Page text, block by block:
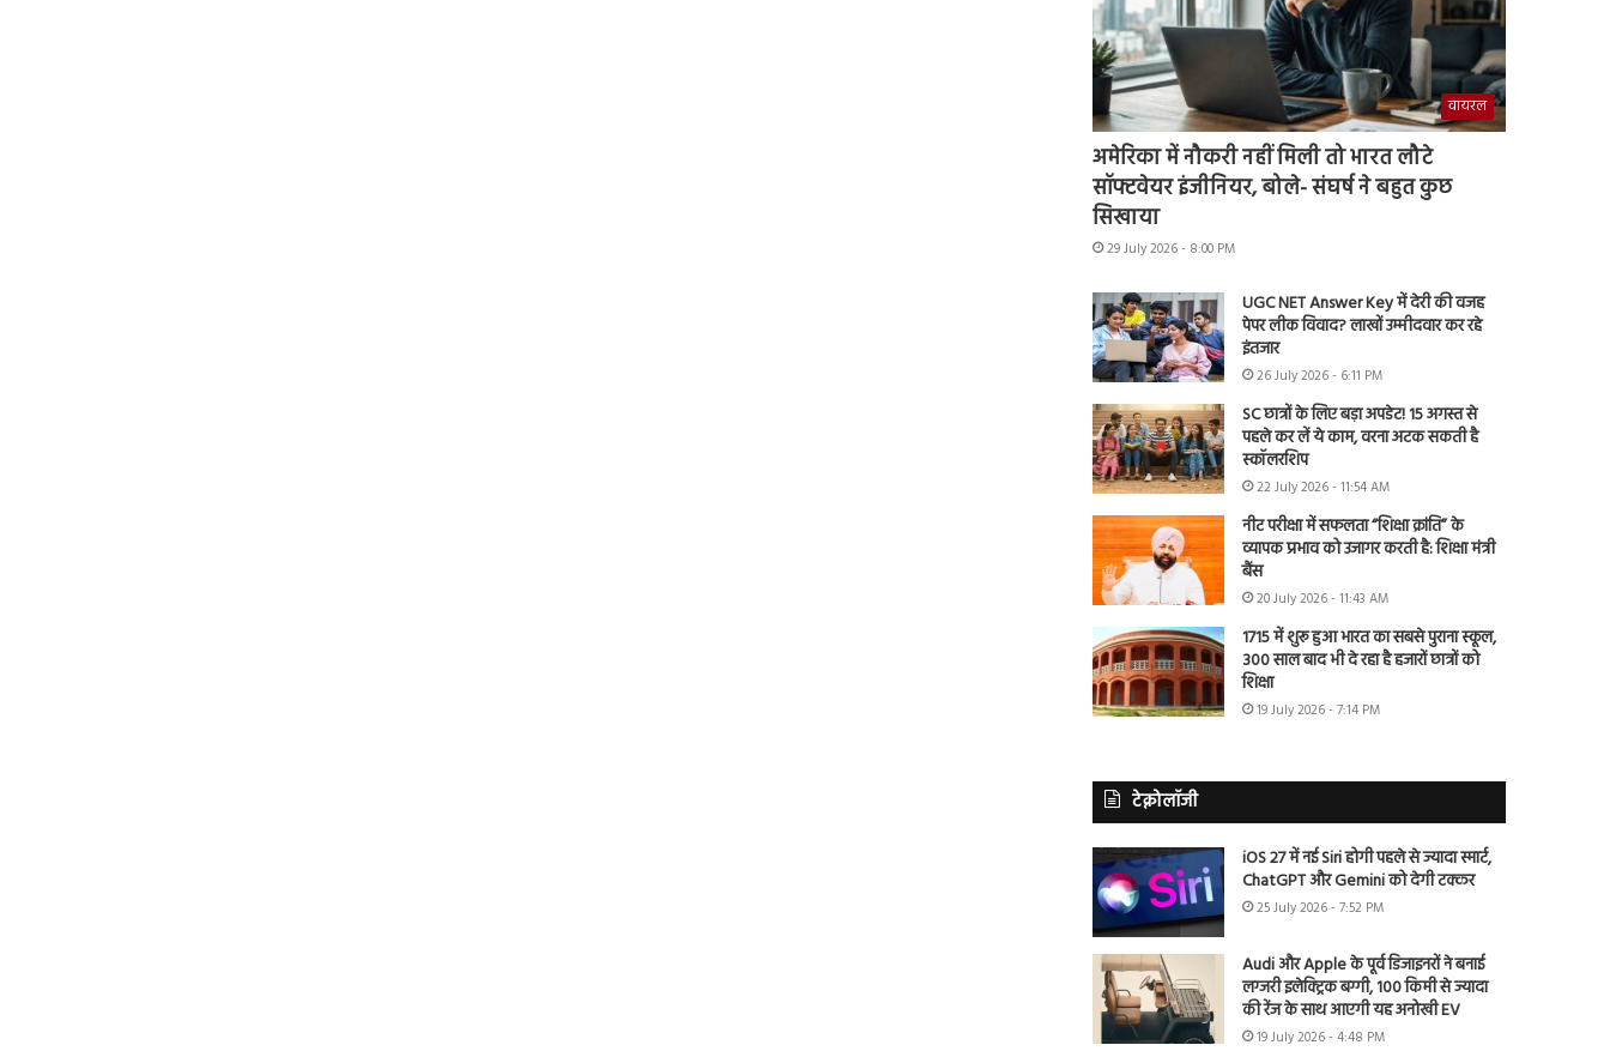
वायरल
अमेरिका में नौकरी नहीं मिली तो भारत लौटे
सॉफ्टवेयर इंजीनियर, बोले- संघर्ष ने बहुत कुछ
सिखाया
29 July 2026 - 8:00 PM
UGC NET Answer Key में देरी की वजह
पेपर लीक विवाद? लाखों उम्मीदवार कर रहे
इंतजार
26 July 2026 - 6:11 PM
SC छात्रों के लिए बड़ा अपडेट! 15 अगस्त से
पहले कर लें ये काम, वरना अटक सकती है
स्कॉलरशिप
22 July 2026 - 11:54 AM
नीट परीक्षा में सफलता “शिक्षा क्रांति” के
व्यापक प्रभाव को उजागर करती है: शिक्षा मंत्री
बैंस
20 July 2026 - 11:43 AM
1715 में शुरू हुआ भारत का सबसे पुराना स्कूल,
300 साल बाद भी दे रहा है हजारों छात्रों को
शिक्षा
19 July 2026 - 7:14 PM
टेक्नोलॉजी
iOS 27 में नई Siri होगी पहले से ज्यादा स्मार्ट,
ChatGPT और Gemini को देगी टक्कर
25 July 2026 - 7:52 PM
Audi और Apple के पूर्व डिजाइनरों ने बनाई
लग्जरी इलेक्ट्रिक बग्गी, 100 किमी से ज्यादा
की रेंज के साथ आएगी यह अनोखी EV
19 July 2026 - 4:48 PM